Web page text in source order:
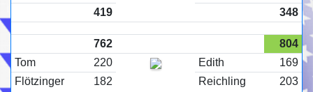
419
348
762
804
Tom
220 Edith
169
Flötzinger
182 Reichling 203